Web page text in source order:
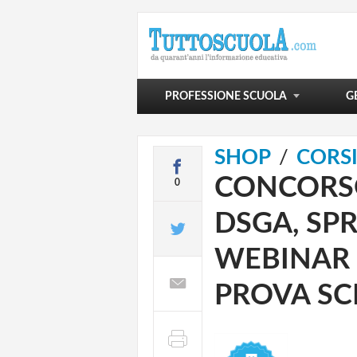
PROFESSIONE SCUOLA
POLITICA SCOLASTICA
VIVERE LA SCUOLA
SCUOLA E OLTRE
0
SHOP CORSI
DSGA,
WEBINAR
PROVA